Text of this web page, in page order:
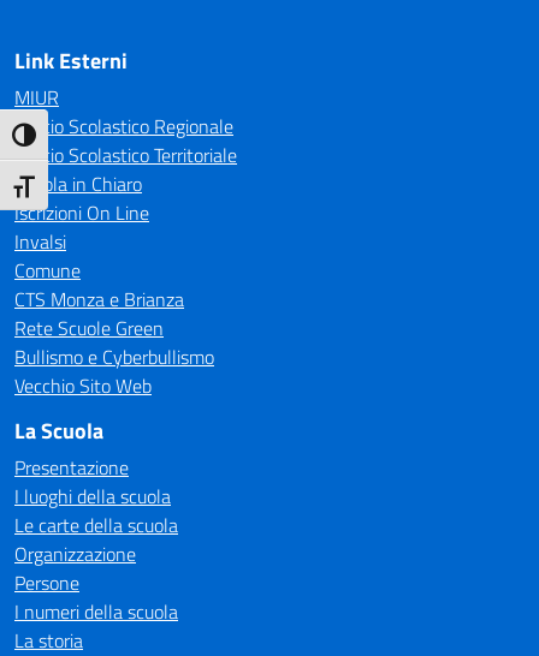
Attiva/disattiva alto contrasto
Attiva/disattiva dimensione testo
Link Esterni
MIUR
Ufficio Scolastico Regionale
Ufficio Scolastico Territoriale
Scuola in Chiaro
Iscrizioni On Line
Invalsi
Comune
CTS Monza e Brianza
Rete Scuole Green
Bullismo e Cyberbullismo
Vecchio Sito Web
La Scuola
Presentazione
I luoghi della scuola
Le carte della scuola
Organizzazione
Persone
I numeri della scuola
La storia